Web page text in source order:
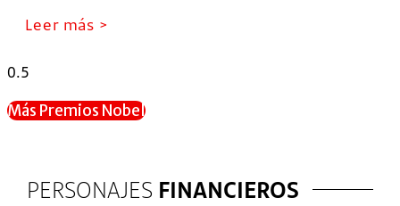
Leer más >
Más Premios Nobel
PERSONAJES FINANCIEROS